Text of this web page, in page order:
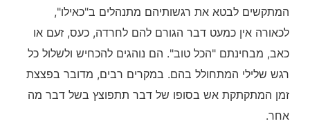
המתקשים לבטא את רגשותיהם מתנהלים ב"כאילו",
לכאורה אין כמעט דבר הגורם להם לחרדה, כעס, זעם או
כאב, מבחינתם "הכל טוב". הם נוהגים להכחיש ולשלול כל
רגש שלילי המתחולל בהם. במקרים רבים, מדובר בפצצת
זמן המתקתקת אש בסופו של דבר תתפוצץ בשל דבר מה
אחר.